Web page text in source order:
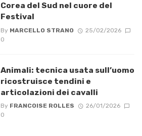
Corea del Sud nel cuore del
Festival
By MARCELLO STRANO
25/02/2026
0
Animali: tecnica usata sull’uomo
ricostruisce tendini e
articolazioni dei cavalli
By FRANCOISE ROLLES
26/01/2026
0